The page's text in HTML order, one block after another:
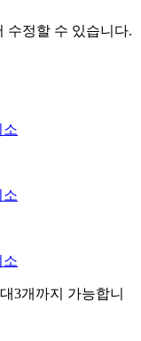
수정할 수 있습니다.
소
소
소
3개까지 가능합니